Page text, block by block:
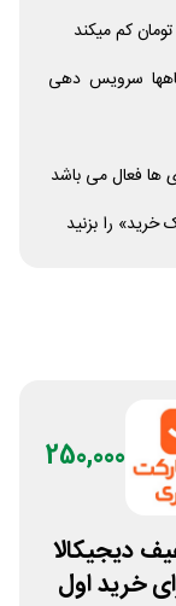
سرویس دهی
ها فعال می باشد
را بزنید
250,000
دیجیکالا
خرید اول